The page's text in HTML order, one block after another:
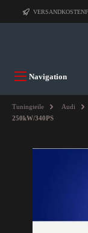
Navigation
Tuningteile Audi
250kW/340PS